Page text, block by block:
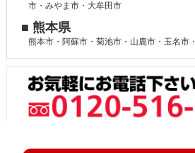
市・みやま市・大牟田市
■ 熊本県
熊本市・阿蘇市・菊池市・山鹿市・玉名市